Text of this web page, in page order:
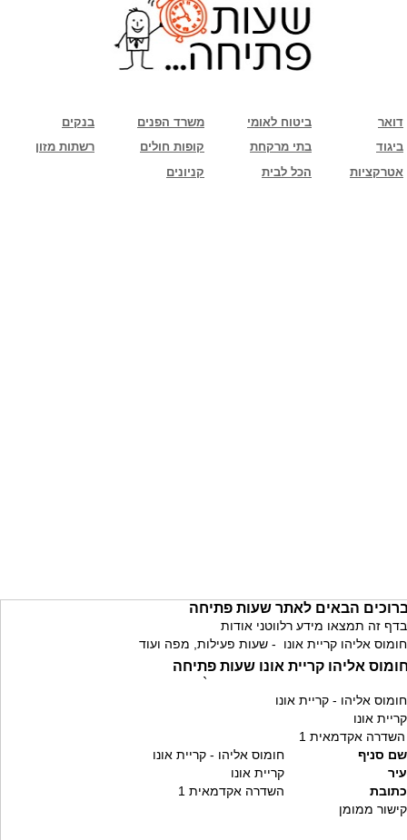
בנקים משרד הפנים ביטוח לאומי
דואר
רשתות מזון
קופות חולים בתי מרקחת
ביגוד
קניונים
הכל לבית אטרקציות
הבאים לאתר שעות פתיחה
בדף זה תמצאו מידע רלווטני אודות
חומוס אליהו קריית אונו - שעות פעילות, מפה ועוד
אליהו קריית אונו שעות פתיחה
`
חומוס אליהו - קריית אונו
קריית אונו
השדרה אקדמאית 1
שם סניף
חומוס אליהו - קריית אונו
עיר
קריית אונו
כתובת
השדרה אקדמאית 1
קישור ממומן